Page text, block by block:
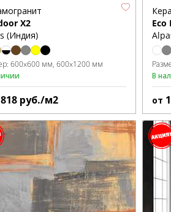
X2
(Индия)
600x600 мм 600x1200 мм
руб./м2
Eco
В
от